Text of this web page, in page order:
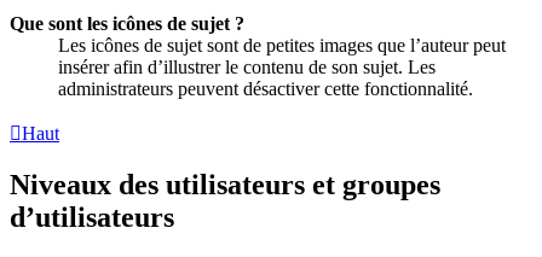
Que sont les icônes de sujet ?
Les icônes de sujet sont de petites images que l’auteur peut
insérer afin d’illustrer le contenu de son sujet. Les
administrateurs peuvent désactiver cette fonctionnalité.
Haut
Niveaux des utilisateurs et groupes
d’utilisateurs